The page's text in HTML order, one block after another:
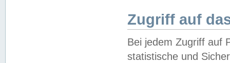
Zugriff auf
Bei jedem Zugriff auf
statistische und